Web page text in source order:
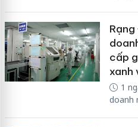
cấp
xanh
1
doanh